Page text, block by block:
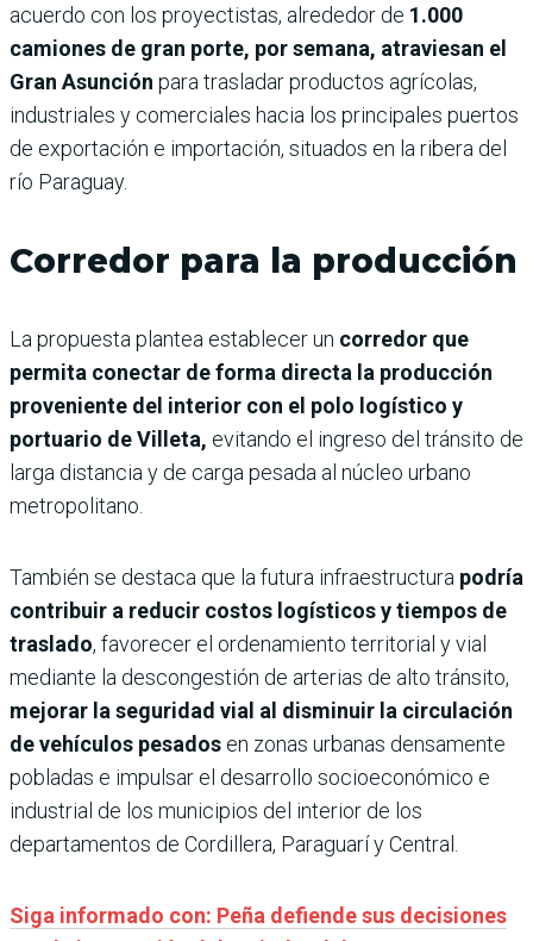
acuerdo con los proyectistas, alrededor de 1.000
camiones de gran porte, por semana, atraviesan el
Gran Asunción para trasladar productos agrícolas,
industriales y comerciales hacia los principales puertos
de exportación e importación, situados en la ribera del
río Paraguay.
Corredor para la producción
La propuesta plantea establecer un corredor que
permita conectar de forma directa la producción
proveniente del interior con el polo logístico y
portuario de Villeta, evitando el ingreso del tránsito de
larga distancia y de carga pesada al núcleo urbano
metropolitano.
También se destaca que la futura infraestructura podría
contribuir a reducir costos logísticos y tiempos de
traslado, favorecer el ordenamiento territorial y vial
mediante la descongestión de arterias de alto tránsito,
mejorar la seguridad vial al disminuir la circulación
de vehículos pesados en zonas urbanas densamente
pobladas e impulsar el desarrollo socioeconómico e
industrial de los municipios del interior de los
departamentos de Cordillera, Paraguarí y Central.
Siga informado con: Peña defiende sus decisiones